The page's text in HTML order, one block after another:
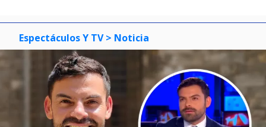
Espectáculos Y TV > Noticia